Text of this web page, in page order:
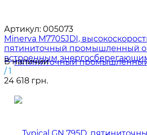
Артикул: 005073
Minerva M7705JDI,
пятиниточный промышленный
встроенным
В наличии
/ 1
24 618 грн.